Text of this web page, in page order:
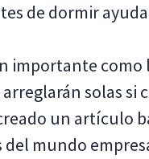
de dormir
importante
solas si
un artículo
del mundo